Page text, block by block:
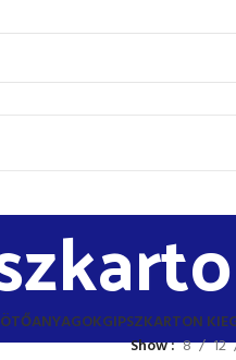
GIPSZKARTON
Show 8 12